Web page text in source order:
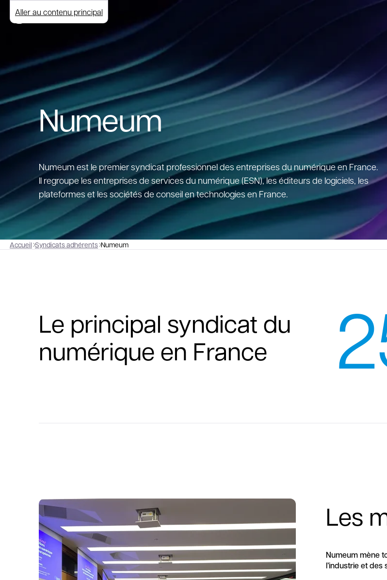
Aller au contenu principal
Numeum
Numeum est le premier syndicat professionnel des entreprises du numérique en France.
Il regroupe les entreprises de services du numérique (ESN), les éditeurs de logiciels, les
plateformes et les sociétés de conseil en technologies en France.
Accueil Syndicats adhérents Numeum
Le principal syndicat du
numérique en France
Les
Numeum mène
l’industrie et des